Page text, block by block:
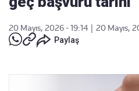
20 Mayıs, 2026 - 19:14
20 Mayıs,
Paylaş